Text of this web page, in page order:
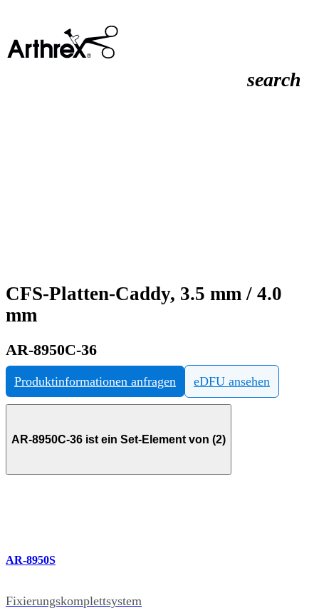
search
CFS-Platten-Caddy, 3.5 mm / 4.0
mm
AR-8950C-36
Produktinformationen anfragen eDFU ansehen
AR-8950C-36 ist ein Set-Element von (2)
AR-8950S
Fixierungskomplettsystem